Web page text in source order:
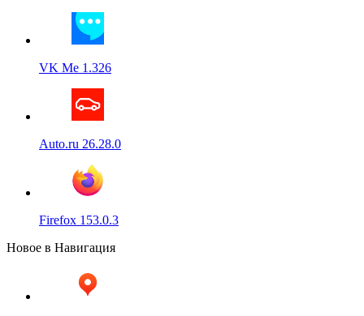
VK Me 1.326
Auto.ru 26.28.0
Firefox 153.0.3
Новое в Навигация